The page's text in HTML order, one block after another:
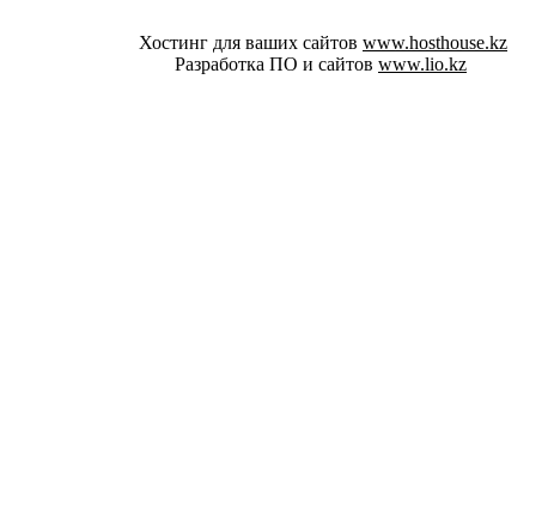
Хостинг для ваших сайтов www.hosthouse.kz
Разработка ПО и сайтов www.lio.kz